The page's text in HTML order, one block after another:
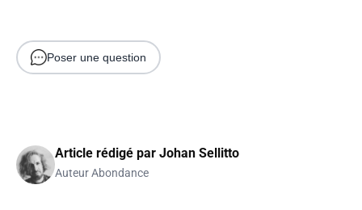
Poser une question
Article rédigé par Johan Sellitto
Auteur Abondance